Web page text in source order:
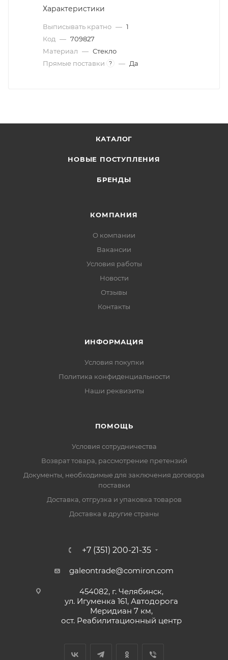
Характеристики
Выписывать кратно — 1
Код — 709827
Материал — Стекло
Прямые поставки
? — Да
КАТАЛОГ
НОВЫЕ ПОСТУПЛЕНИЯ
БРЕНДЫ
КОМПАНИЯ
О компании
Вакансии
Условия работы
Новости
Отзывы
Контакты
ИНФОРМАЦИЯ
Условия покупки
Политика конфиденциальности
Наши реквизиты
ПОМОЩЬ
Условия сотрудничества
Возврат товара, рассмотрение претензий
Документы, необходимые для заключения договора
поставки
Доставка, отгрузка и упаковка товаров
Доставка в другие страны
+7 (351) 200-21-35
galeontrade@comiron.com
454082, г. Челябинск,
ул. Игуменка 161, Автодорога
Меридиан 7 км,
ост. Реабилитационный центр